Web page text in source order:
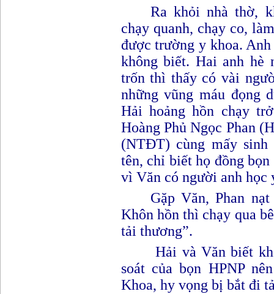
Ra khỏi nhà thờ,
chạy quanh, chạy co,
được trường y khoa.
không biết. Hai anh hè
trốn thì thấy có vài
những vũng máu đọng
Hải hoảng hồn chạy
Hoàng Phủ Ngọc Phan
(NTĐT) cùng mấy
tên, chỉ biết họ đồng
vì Văn có người anh học
Gặp Văn, Phan
Khôn hồn thì chạy qua
tải thương”.
Hải và Văn biết
soát của bọn HPNP
Khoa, hy vọng bị bắt đi